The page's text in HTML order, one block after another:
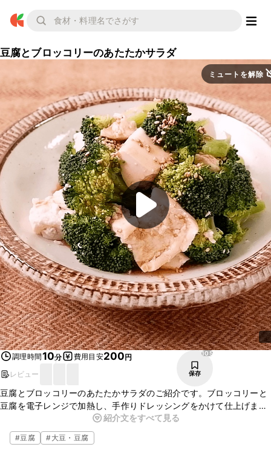
豆腐とブロッコリーのあたたかサラダ
ミュートを解除
調理時間10分 費用目安200円
レビュー
105
保存
豆腐とブロッコリーのあたたかサラダのご紹介です。ブロッコリーと
豆腐を電子レンジで加熱し、手作りドレッシングをかけて仕上げまし
た。ごま油の風味が効いたポン酢ベースのドレッシングがおいしいで
すよ。
紹介文をすべて見る
#豆腐 #大豆・豆腐